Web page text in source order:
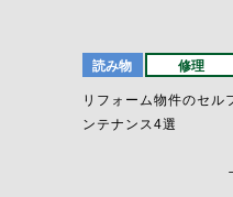
読み物 修理
リフォーム物件のセル
ンテナンス4選